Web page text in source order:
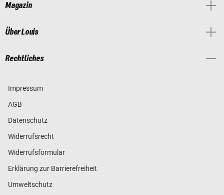
Magazin
Über Louis
Rechtliches
Impressum
AGB
Datenschutz
Widerrufsrecht
Widerrufsformular
Erklärung zur Barrierefreiheit
Umweltschutz